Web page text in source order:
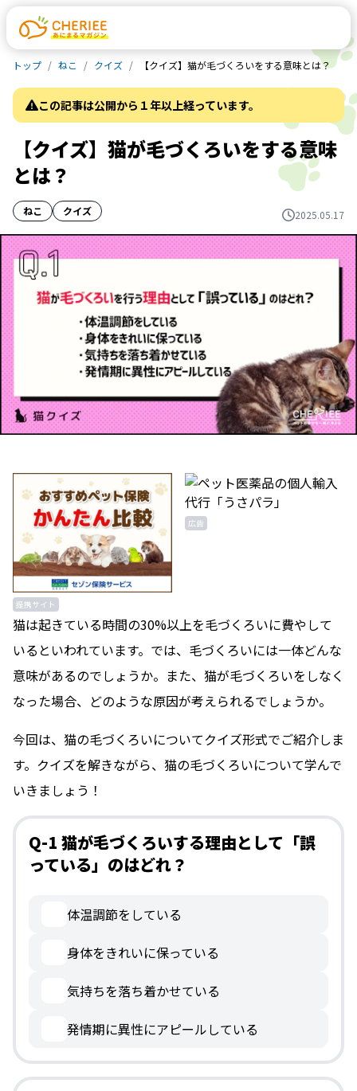
トップ ねこ クイズ 【クイズ】猫が毛づくろいをする意味とは？
この記事は公開から１年以上経っています。
【クイズ】猫が毛づくろいをする意味
とは？
ねこ クイズ 2025.05.17
提携サイト
広告
猫は起きている時間の30%以上を毛づくろいに費やして
いるといわれています。では、毛づくろいには一体どんな
意味があるのでしょうか。また、猫が毛づくろいをしなく
なった場合、どのような原因が考えられるでしょうか。
今回は、猫の毛づくろいについてクイズ形式でご紹介しま
す。クイズを解きながら、猫の毛づくろいについて学んで
いきましょう！
Q-1 猫が毛づくろいする理由として「誤
っている」のはどれ？
体温調節をしている
身体をきれいに保っている
気持ちを落ち着かせている
発情期に異性にアピールしている